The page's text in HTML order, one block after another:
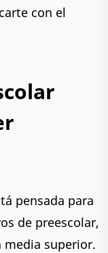
con el
pensada para
de preescolar,
media superior.